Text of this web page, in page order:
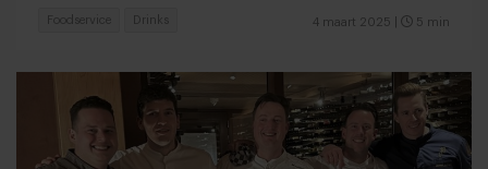
4 maart 2025 5 min
Foodservice Drinks